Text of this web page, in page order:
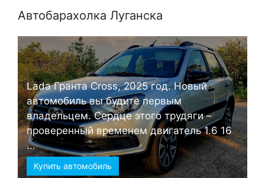
Автобарахолка Луганска
Lada Гранта Cross, 2025 год. Новый
автомобиль вы будите первым
владельцем. Сердце этого трудяги –
проверенный временем двигатель 1.6 16
...
Купить автомобиль